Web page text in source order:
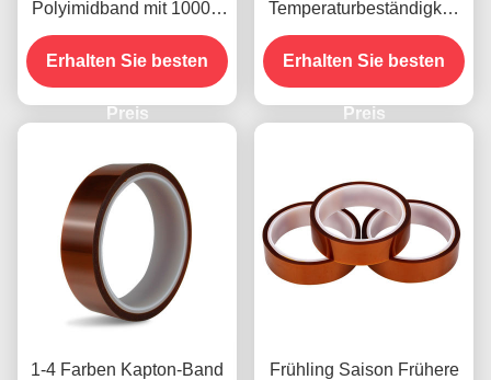
Polyimidband mit 1000V
Spannungsfestigkeit
Erhalten Sie besten
Preis
Temperaturbeständigkeit
-10C-80C
Zahlungsmethode mit
Kreditkarte für frühere
Modelle
Erhalten Sie besten
Preis
1-4 Farben Kapton-Band
Frühling Saison Frühere